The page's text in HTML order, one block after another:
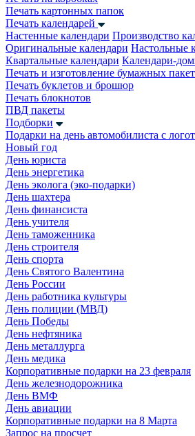
Печать картонных папок
Печать календарей
Настенные календари Производство
Оригинальные календари Настольные
Квартальные календари Календари-
Печать и изготовление бумажных
Печать буклетов и брошюр
Печать блокнотов
ПВД пакеты
Подборки
Подарки на день автомобилиста с
Новый год
День юриста
День энергетика
День эколога (эко-подарки)
День шахтера
День финансиста
День учителя
День таможенника
День строителя
День спорта
День Святого Валентина
День России
День работника культуры
День полиции (МВД)
День Победы
День нефтяника
День металлурга
День медика
Корпоративные подарки на 23 февраля
День железнодорожника
День ВМФ
День авиации
Корпоративные подарки на 8 Марта
Запрос на просчет